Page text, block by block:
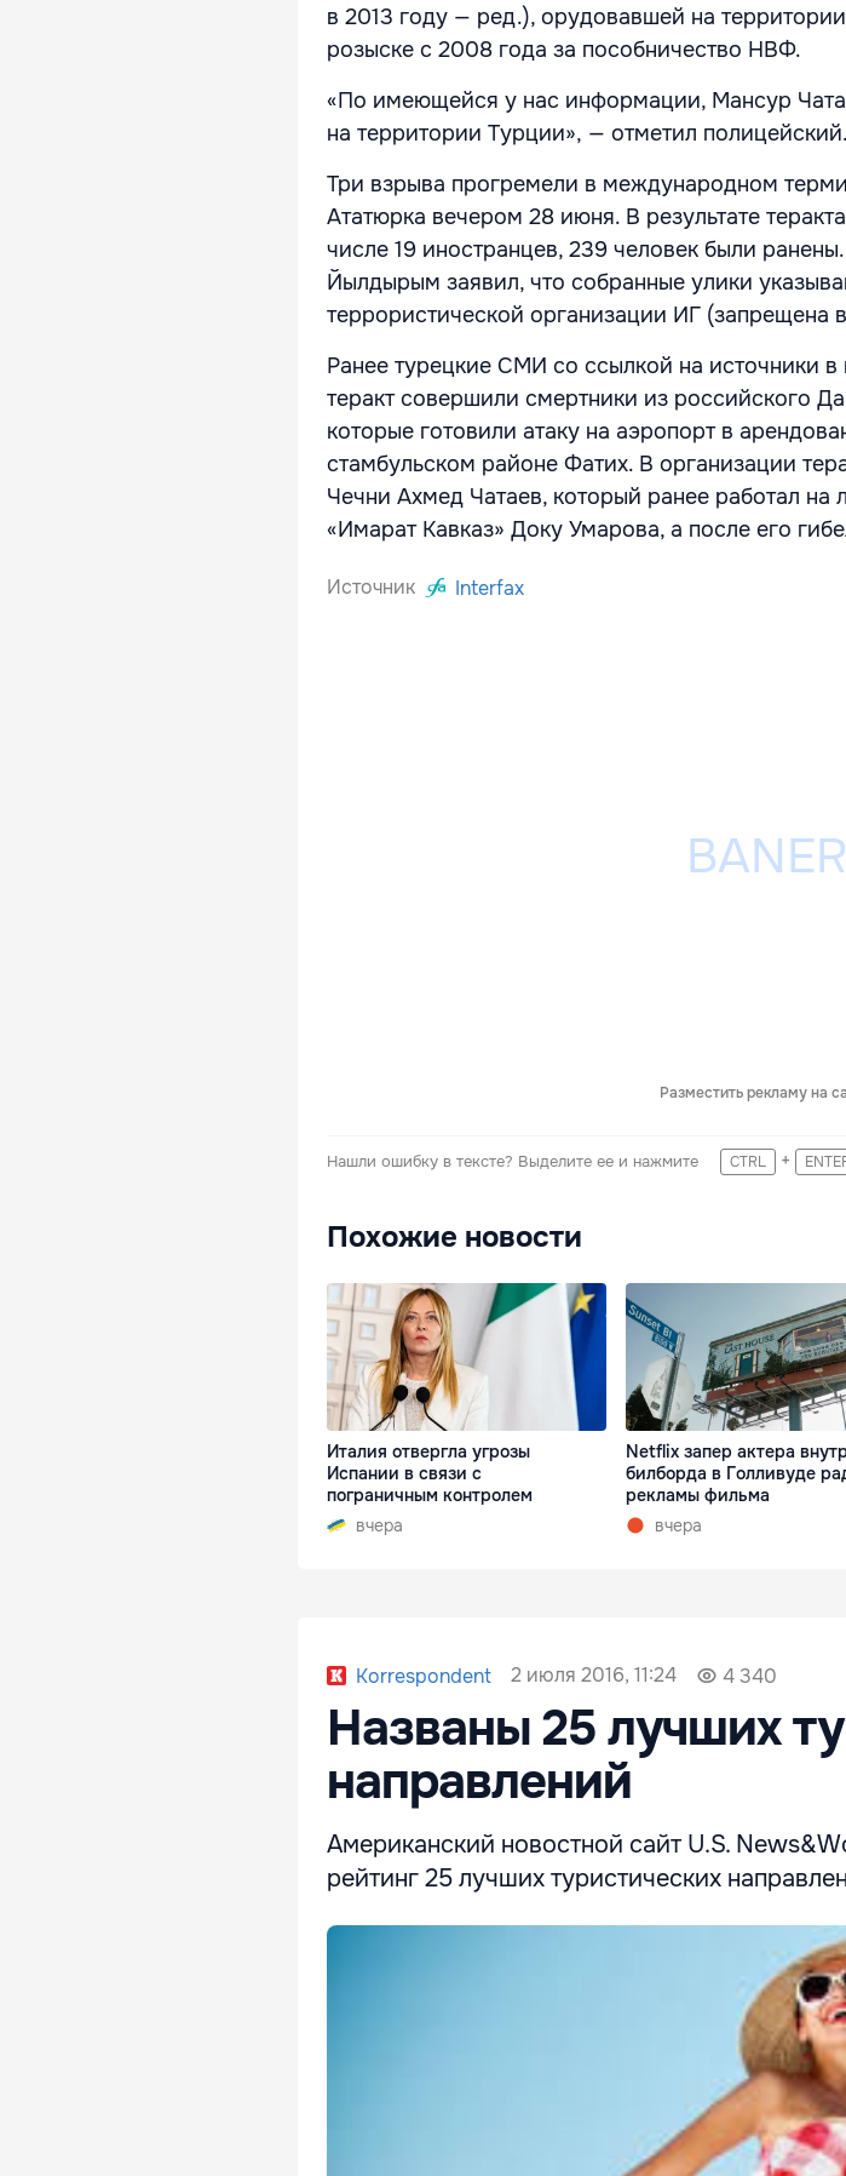
в 2013 году — ред.), орудовавшей на
розыске с 2008 года за пособничество НВФ.
«По имеющейся у нас информации, Мансур
на территории Турции», — отметил полицейский.
Три взрыва прогремели в международном
Ататюрка вечером 28 июня. В результате
числе 19 иностранцев, 239 человек были
Йылдырым заявил, что собранные улики
террористической организации ИГ (запрещена
Ранее турецкие СМИ со ссылкой на источники
теракт совершили смертники из российского
которые готовили атаку на аэропорт в
стамбульском районе Фатих. В организации
Чечни Ахмед Чатаев, который ранее работал на
«Имарат Кавказ» Доку Умарова, а после его
Источник Interfax
Разместить рекламу на
Нашли ошибку в тексте? Выделите ее и нажмите CTRL +
Похожие новости
Италия отвергла угрозы
Испании в связи с
пограничным контролем
вчера
Netflix запер актера
билборда в Голливуде
рекламы фильма
вчера
Korrespondent 2 июля 2016, 11:24 4 340
Названы 25 лучших
направлений
Американский новостной сайт U.S.
рейтинг 25 лучших туристических